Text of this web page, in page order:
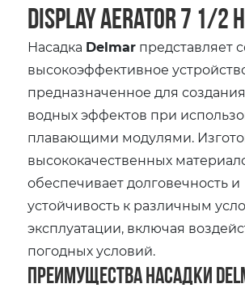
Display Aerator 7 1/2
Насадка Delmar представляет
высокоэффективное
предназначенное для
водных эффектов при
плавающими модулями.
высококачественных
обеспечивает долговечность и
устойчивость к различным
эксплуатации, включая
погодных условий.
Преимущества насадки